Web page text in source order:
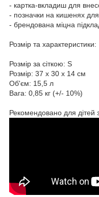
- картка-вкладиш для
- позначки на кишенях для
- брендована міцна
Розмір та характеристики:
Розмір за сіткою: S
Розмір: 37 х 30 х 14 см
Об'єм: 15,5 л
Вага: 0,85 кг (+/- 10%)
Рекомендовано для дітей